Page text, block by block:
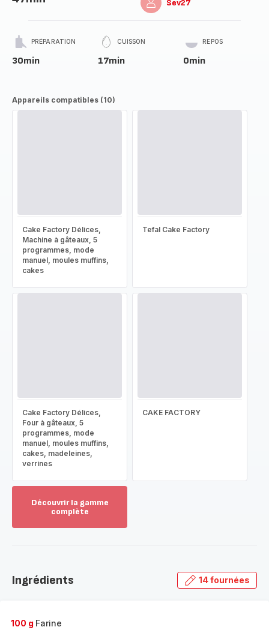
Sev27
PRÉPARATION
30min
CUISSON
17min
REPOS
0min
Appareils compatibles (10)
Cake Factory Délices,
Machine à gâteaux, 5
programmes, mode
manuel, moules muffins,
cakes
Tefal Cake Factory
Cake Factory Délices,
Four à gâteaux, 5
programmes, mode
manuel, moules muffins,
cakes, madeleines,
verrines
CAKE FACTORY
Découvrir la gamme
complète
gamme
Ingrédients 14 fournées
100 g Farine